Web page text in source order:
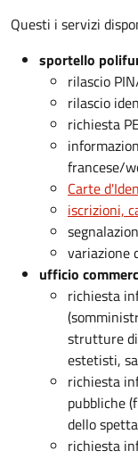
Questi i servizi
sportello
rilascio
rilascio
richiesta
francese/
Carte
iscrizioni,
variazione
ufficio c
richiesta
strutture
estetisti,
richiesta
pubbliche
dello
richiesta